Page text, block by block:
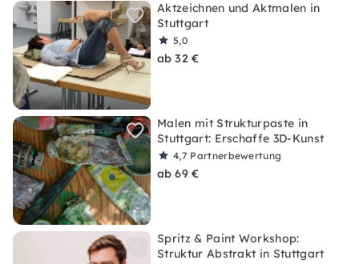
Aktzeichnen und Aktmalen in
Stuttgart
5,0
ab 32 €
Malen mit Strukturpaste in
Stuttgart: Erschaffe 3D-Kunst
4,7 Partnerbewertung
ab 69 €
Spritz & Paint Workshop:
Struktur Abstrakt in Stuttgart